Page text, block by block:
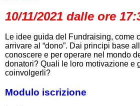
10/11/2021 dalle ore
Le idee guida del Fundraising, come
arrivare al “dono”. Dai principi base
conoscere e per operare nel mondo
donatori? Quali le loro motivazione e
coinvolgerli?
Modulo iscrizione